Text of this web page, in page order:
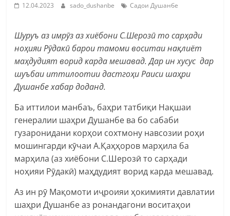
12.04.2023 sado_dushanbe Садои Душанбе
Шуруъ аз имрӯзаз хиёбони С.Шерозӣ то сарҳади
ноҳияи Рӯдакӣ барои тамоми воситаи нақлиёт
маҳдудият ворид карда мешавад. Дар ин хусус дар
шуъбаи иттилоотии дастгоҳи Раиси шаҳри
Душанбе хабар доданд.
Ба иттилои манбаъ, баҳри татбиқи Нақшаи
генералии шаҳри Душанбе ва бо сабаби
гузаронидани корҳои сохтмону навсозии роҳи
мошингарди кӯчаи А.Қаҳҳоров марҳила ба
марҳила (аз хиёбони С.Шерозӣ то сарҳади
ноҳияи Рӯдакӣ) маҳдудият ворид карда мешавад.
Аз ин рӯ Мақомоти иҷроияи ҳокимияти давлатии
шаҳри Душанбе аз ронандагони воситаҳои